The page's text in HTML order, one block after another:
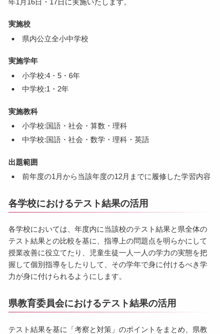
実施校
県内公立全小中学校
実施学年
小学校:4・5・6年
中学校:1・2年
実施教科
小学校:国語・社会・算数・理科
中学校:国語・社会・数学・理科・英語
出題範囲
前年度の1月から当該年度の12月までに履修した学習内容
各学校におけるテスト結果の活用
各学校においては、年度内に当該校のテスト結果と県全体の
テスト結果との比較を基に、指導上の問題点を明らかにして
授業改善に役立てたり、児童生徒一人一人の学力の実態を把
握して個別指導をしたりして、その学年で身に付けるべき学
力が身に付けられるようにします。
県教育委員会におけるテスト結果の活用
テスト結果を基に「考察と対策」のポイントをまとめ、県教